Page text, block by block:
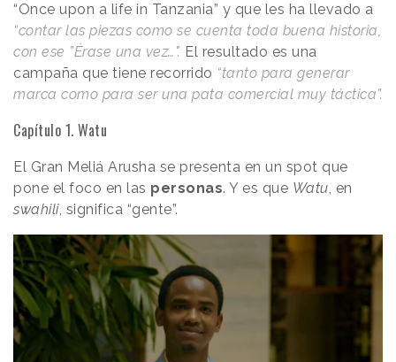
“Once upon a life in Tanzania” y que les ha llevado a
“contar las piezas como se cuenta toda buena historia,
con ese ”Érase una vez…". El resultado es una
campaña que tiene recorrido “tanto para generar
marca como para ser una pata comercial muy táctica”.
Capítulo 1. Watu
El Gran Meliá Arusha se presenta en un spot que
pone el foco en las personas. Y es que Watu, en
swahili, significa “gente”.